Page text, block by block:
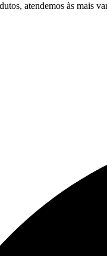
atendemos às mais